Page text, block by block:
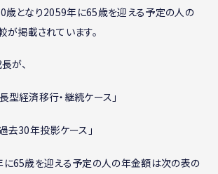
歳となり2059年に65歳を迎える予定の人の
掲載されています。
が、
型経済移行・継続ケース」
去30年投影ケース」
に65歳を迎える予定の人の年金額は次の表の